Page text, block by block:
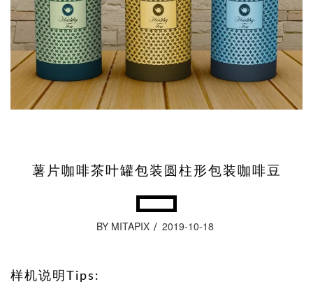
薯片咖啡茶叶罐包装圆柱形包装咖啡豆
BY MITAPIX 2019-10-18
样机说明Tips: